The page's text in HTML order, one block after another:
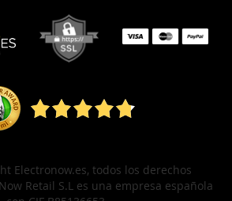
Electronow.es, todos los derechos
Retail S.L es una empresa española